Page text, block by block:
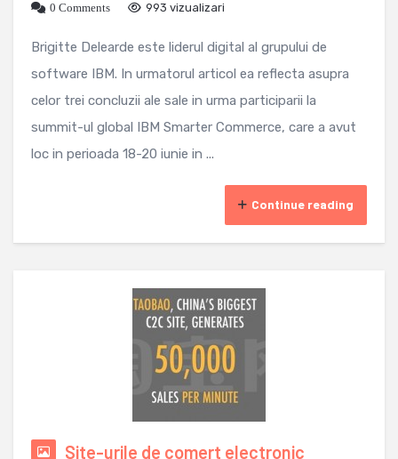
0 Comments
993 vizualizari
Brigitte Delearde este liderul digital al grupului de
software IBM. In urmatorul articol ea reflecta asupra
celor trei concluzii ale sale in urma participarii la
summit-ul global IBM Smarter Commerce, care a avut
loc in perioada 18-20 iunie in ...
Continue reading
Site-urile de comert electronic